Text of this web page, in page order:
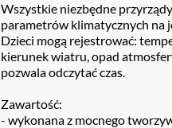
Wszystkie niezbędne
parametrów klimatycznych na
Dzieci mogą rejestrować:
kierunek wiatru, opad
pozwala odczytać czas.
Zawartość:
- wykonana z mocnego